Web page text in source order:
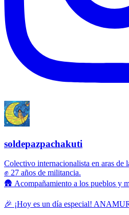
soldepazpachakuti
Colectivo internacionalista en aras de
✊ 27 años de militancia.
🛖 Acompañamiento a los pueblos y
🎉 ¡Hoy es un día especial!